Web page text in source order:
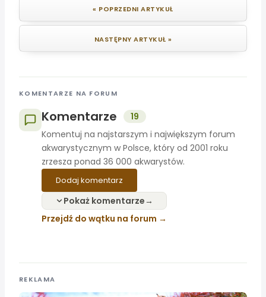
« POPRZEDNI ARTYKUŁ
NASTĘPNY ARTYKUŁ »
KOMENTARZE NA FORUM
Komentarze
19
Komentuj na najstarszym i największym forum
akwarystycznym w Polsce, który od 2001 roku
zrzesza ponad 36 000 akwarystów.
Dodaj komentarz
Pokaż komentarze
Przejdź do wątku na forum
REKLAMA